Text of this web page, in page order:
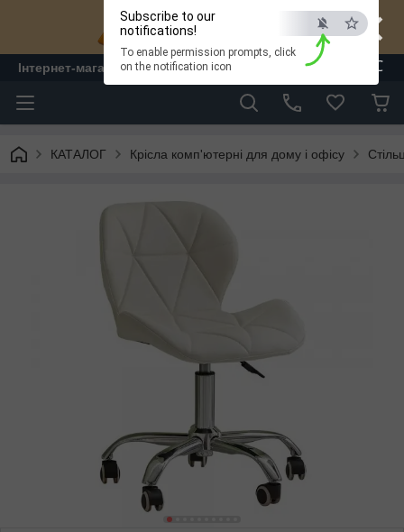
×
ESC
Subscribe to our
notifications!
To enable permission prompts, click
on the notification icon
Інтернет-магазин "ЛАМ" - меблі
КАТАЛОГ Крісла комп'ютерні для дому і офісу